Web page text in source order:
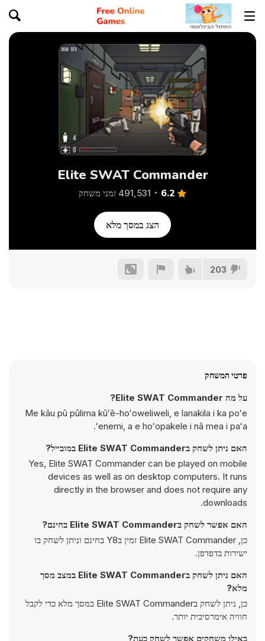
Elite SWAT Commander
6.2 491,531 זמני משחק
הצג במסך מלא
203
פרטי המשחק
על מה Elite SWAT Commander?
Me kāu pū pūlima kūʻē-hoʻoweliweli, e lanakila i ka poʻe
ʻenemi, a e hoʻopakele i nā mea i paʻa.
האם ניתן לשחק בElite SWAT Commander במובייל?
Yes, Elite SWAT Commander can be played on mobile
devices as well as on desktop computers. It runs
directly in the browser and does not require any
downloads.
האם אפשר לשחק בElite SWAT Commander בחינם?
כן, Elite SWAT Commander זמין בY8 בחינם וניתן לשחק בו
ישירות בדפדפן.
האם ניתן לשחק בElite SWAT Commander במצב מסך
מלא?
כן, ניתן לשחק בElite SWAT Commander במסך מלא כדי לקבל
חוויה אימרסיבית יותר.
באילו משחקים אפשר לשחק כעת?